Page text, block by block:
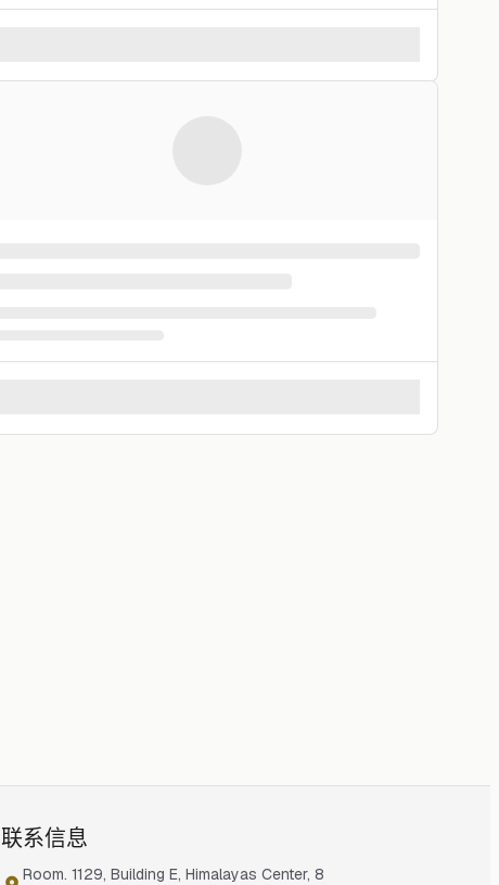
联系信息
Room. 1129, Building E, Himalayas Center, 8